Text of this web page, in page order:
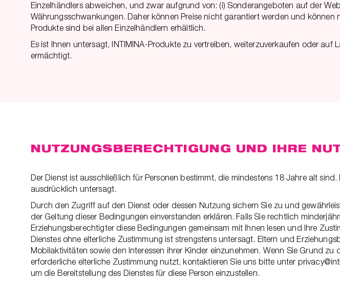
Einzelhändlers abweichen, und zwar aufgrund von: (i) Sonderangeboten auf der
Währungsschwankungen. Daher können Preise nicht garantiert werden und
Produkte sind bei allen Einzelhändlern erhältlich.
Es ist Ihnen untersagt, INTIMINA-Produkte zu vertreiben, weiterzuverkaufen oder
ermächtigt.
NUTZUNGSBERECHTIGUNG UND IHRE
Der Dienst ist ausschließlich für Personen bestimmt, die mindestens 18 Jahre alt
ausdrücklich untersagt.
Durch den Zugriff auf den Dienst oder dessen Nutzung sichern Sie zu und
der Geltung dieser Bedingungen einverstanden erklären. Falls Sie rechtlich
Erziehungsberechtigter diese Bedingungen gemeinsam mit Ihnen lesen und Ihre
Dienstes ohne elterliche Zustimmung ist strengstens untersagt. Eltern und
Mobilaktivitäten sowie den Interessen ihrer Kinder einzunehmen. Wenn Sie Grund
erforderliche elterliche Zustimmung nutzt, kontaktieren Sie uns bitte unter
um die Bereitstellung des Dienstes für diese Person einzustellen.